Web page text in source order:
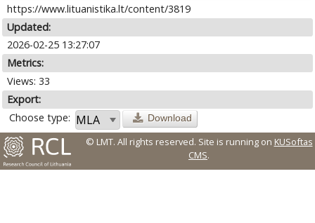
https://www.lituanistika.lt/content/3819
Updated:
2026-02-25 13:27:07
Metrics:
Views: 33
Export:
Choose type:
Download
© LMT. All rights reserved. Site is running on KUSoftas
CMS.